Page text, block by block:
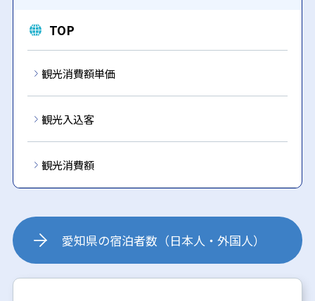
TOP
観光消費額単価
観光入込客
観光消費額
愛知県の宿泊者数（日本人・外国人）